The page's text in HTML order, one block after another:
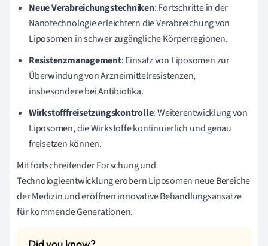
Neue Verabreichungstechniken: Fortschritte in der
Nanotechnologie erleichtern die Verabreichung von
Liposomen in schwer zugängliche Körperregionen.
Resistenzmanagement: Einsatz von Liposomen zur
Überwindung von Arzneimittelresistenzen,
insbesondere bei Antibiotika.
Wirkstofffreisetzungskontrolle: Weiterentwicklung von
Liposomen, die Wirkstoffe kontinuierlich und genau
freisetzen können.
Mit fortschreitender Forschung und
Technologieentwicklung erobern Liposomen neue Bereiche
der Medizin und eröffnen innovative Behandlungsansätze
für kommende Generationen.